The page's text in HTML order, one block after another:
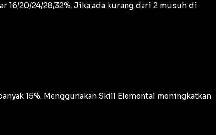
16/20/24/28/32%. Jika ada kurang dari 2 musuh di
15%. Menggunakan Skill Elemental meningkatkan